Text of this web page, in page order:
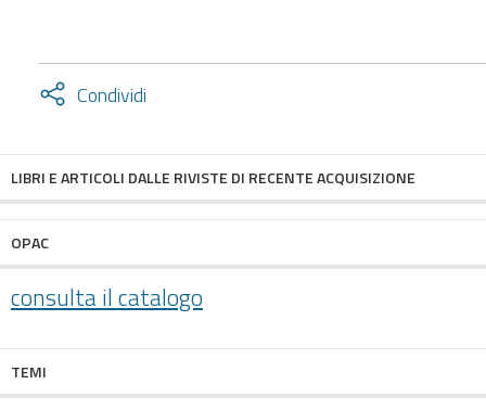
Condividi
Attiva
LIBRI E ARTICOLI DALLE RIVISTE DI RECENTE ACQUISIZIONE
OPAC
consulta il catalogo
TEMI